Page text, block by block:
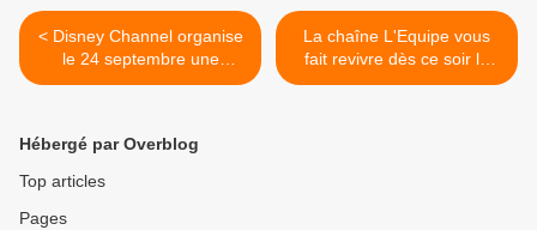
< Disney Channel organise
le 24 septembre une
chasse au trésor immersive
La chaîne L'Equipe vous
fait revivre dès ce soir la
saison 1997-1998 des
Hébergé par Overblog
Top articles
Pages